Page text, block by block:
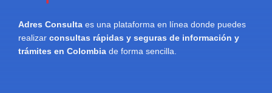
Adres Consulta es una plataforma en línea donde puedes
realizar consultas rápidas y seguras de información y
trámites en Colombia de forma sencilla.